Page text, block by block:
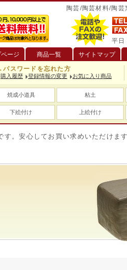
陶芸/陶芸材料/陶
平
ページ
商品一覧 サイトマップ
パスワードを忘れた方
購入履歴 登録情報の変更 お気に入り商品
焼成小道具 粘土
下絵付け 上絵付け
してお買い求めいただけます。